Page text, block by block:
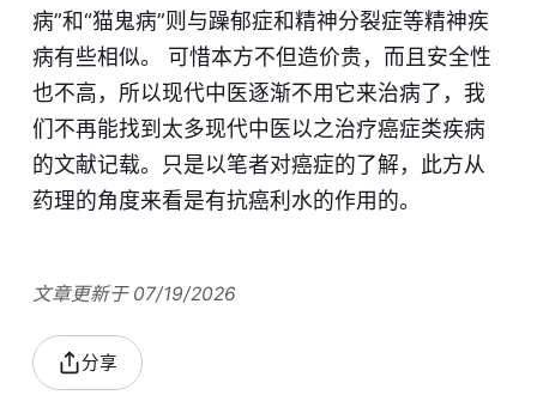
病”和“猫鬼病”则与躁郁症和精神分裂症等精神疾
病​有些相似。 可惜本方不但造价贵，而且安全性
也不高，所以现代中医逐渐不用它来治病了，我
们不再能找到太多现代中医以之治疗癌症类疾病
的文献记载。只是以笔者对癌症的了解，此方​从
药理的角度来看是有抗癌利水的作用的。
文章更新于 07/19/2026
分享